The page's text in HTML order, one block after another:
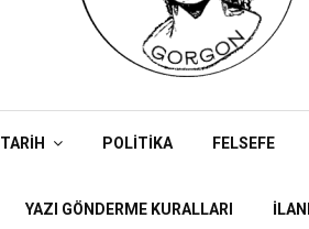
TARIH POLITIKA FELSEFE
YAZI GÖNDERME KURALLARI